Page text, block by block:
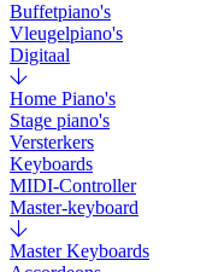
Buffetpiano's
Vleugelpiano's
Digitaal
Home Piano's
Stage piano's
Versterkers
Keyboards
MIDI-Controller
Master-keyboard
Master Keyboards